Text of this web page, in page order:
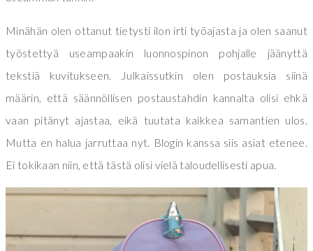
Minähän olen ottanut tietysti ilon irti työajasta ja olen saanut
työstettyä useampaakin luonnospinon pohjalle jäänyttä
tekstiä kuvitukseen. Julkaissutkin olen postauksia siinä
määrin, että säännöllisen postaustahdin kannalta olisi ehkä
vaan pitänyt ajastaa, eikä tuutata kaikkea samantien ulos.
Mutta en halua jarruttaa nyt. Blogin kanssa siis asiat etenee.
Ei tokikaan niin, että tästä olisi vielä taloudellisesti apua.